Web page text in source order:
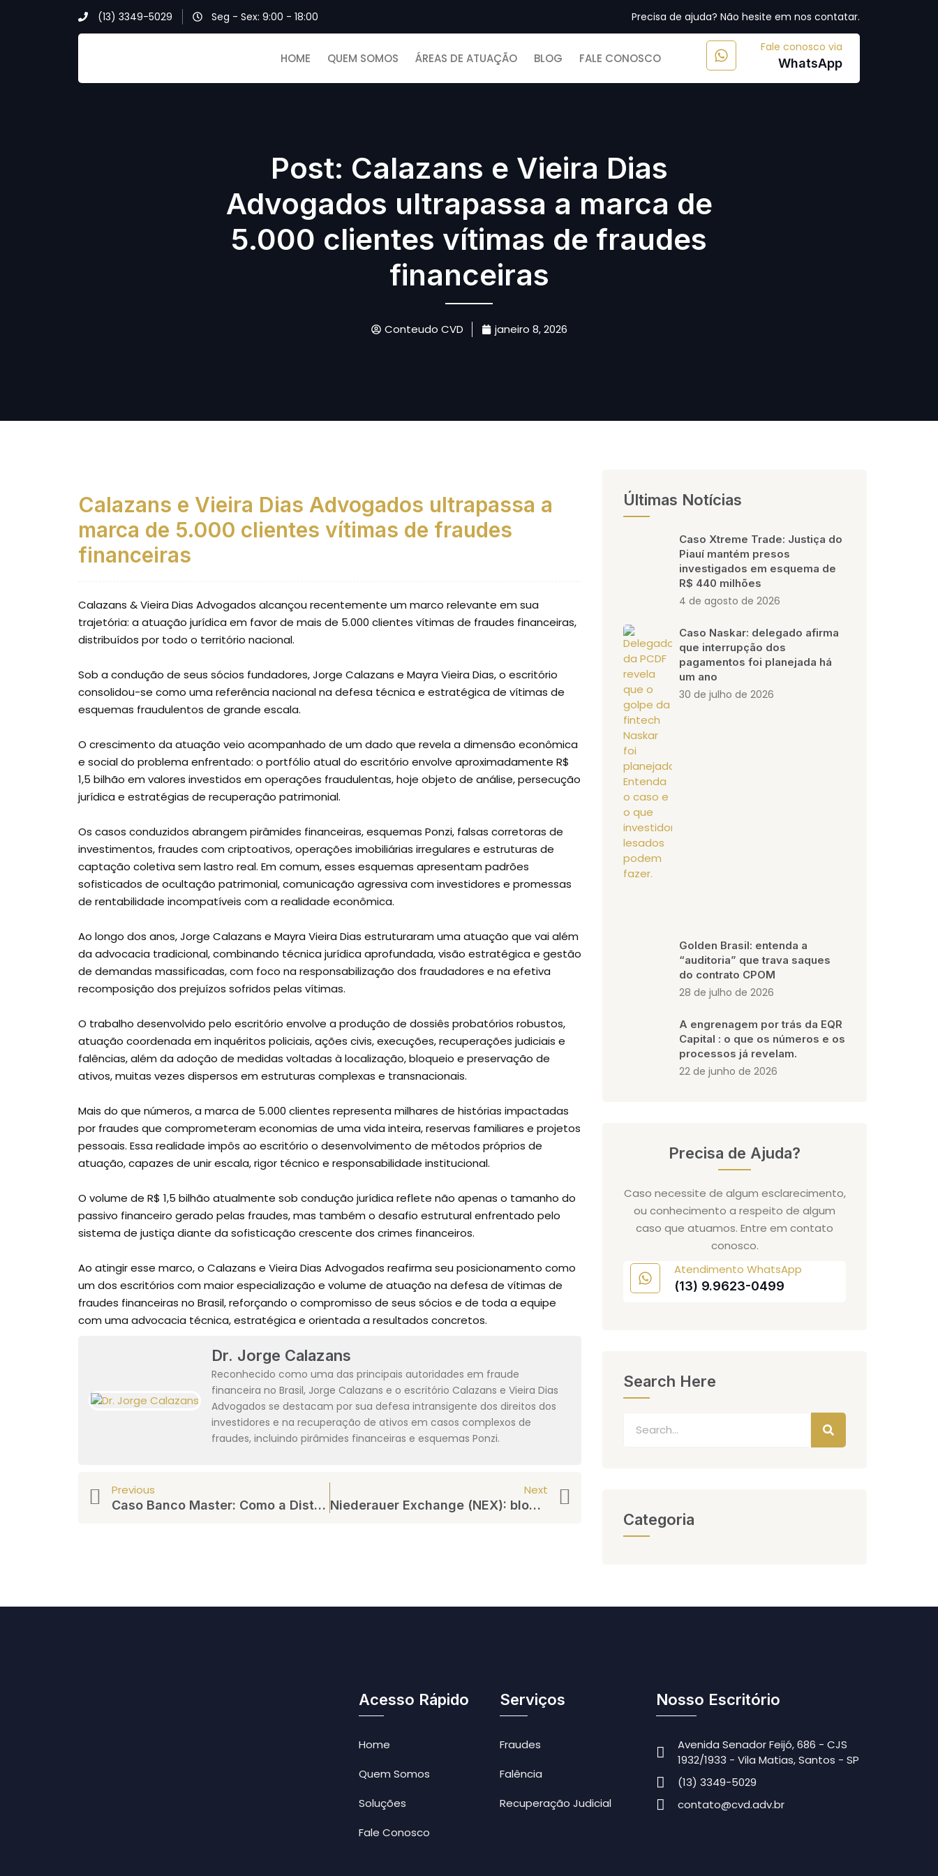
(13) 3349-5029​ Seg - Sex: 9:00 - 18:00 Precisa de ajuda? Não hesite em nos contatar.
HOME QUEM SOMOS ÁREAS DE ATUAÇÃO BLOG FALE CONOSCO
Fale conosco via
WhatsApp
Post: Calazans e Vieira Dias
Advogados ultrapassa a marca de
5.000 clientes vítimas de fraudes
financeiras
Conteudo CVD janeiro 8, 2026
Calazans e Vieira Dias Advogados ultrapassa a
marca de 5.000 clientes vítimas de fraudes
financeiras
Calazans & Vieira Dias Advogados alcançou recentemente um marco relevante em sua
trajetória: a atuação jurídica em favor de mais de 5.000 clientes vítimas de fraudes financeiras,
distribuídos por todo o território nacional.
Sob a condução de seus sócios fundadores, Jorge Calazans e Mayra Vieira Dias, o escritório
consolidou-se como uma referência nacional na defesa técnica e estratégica de vítimas de
esquemas fraudulentos de grande escala.
O crescimento da atuação veio acompanhado de um dado que revela a dimensão econômica
e social do problema enfrentado: o portfólio atual do escritório envolve aproximadamente R$
1,5 bilhão em valores investidos em operações fraudulentas, hoje objeto de análise, persecução
jurídica e estratégias de recuperação patrimonial.
Os casos conduzidos abrangem pirâmides financeiras, esquemas Ponzi, falsas corretoras de
investimentos, fraudes com criptoativos, operações imobiliárias irregulares e estruturas de
captação coletiva sem lastro real. Em comum, esses esquemas apresentam padrões
sofisticados de ocultação patrimonial, comunicação agressiva com investidores e promessas
de rentabilidade incompatíveis com a realidade econômica.
Ao longo dos anos, Jorge Calazans e Mayra Vieira Dias estruturaram uma atuação que vai além
da advocacia tradicional, combinando técnica jurídica aprofundada, visão estratégica e gestão
de demandas massificadas, com foco na responsabilização dos fraudadores e na efetiva
recomposição dos prejuízos sofridos pelas vítimas.
O trabalho desenvolvido pelo escritório envolve a produção de dossiês probatórios robustos,
atuação coordenada em inquéritos policiais, ações civis, execuções, recuperações judiciais e
falências, além da adoção de medidas voltadas à localização, bloqueio e preservação de
ativos, muitas vezes dispersos em estruturas complexas e transnacionais.
Mais do que números, a marca de 5.000 clientes representa milhares de histórias impactadas
por fraudes que comprometeram economias de uma vida inteira, reservas familiares e projetos
pessoais. Essa realidade impôs ao escritório o desenvolvimento de métodos próprios de
atuação, capazes de unir escala, rigor técnico e responsabilidade institucional.
O volume de R$ 1,5 bilhão atualmente sob condução jurídica reflete não apenas o tamanho do
passivo financeiro gerado pelas fraudes, mas também o desafio estrutural enfrentado pelo
sistema de justiça diante da sofisticação crescente dos crimes financeiros.
Ao atingir esse marco, o Calazans e Vieira Dias Advogados reafirma seu posicionamento como
um dos escritórios com maior especialização e volume de atuação na defesa de vítimas de
fraudes financeiras no Brasil, reforçando o compromisso de seus sócios e de toda a equipe
com uma advocacia técnica, estratégica e orientada a resultados concretos.
Dr. Jorge Calazans
Reconhecido como uma das principais autoridades em fraude
financeira no Brasil, Jorge Calazans e o escritório Calazans e Vieira Dias
Advogados se destacam por sua defesa intransigente dos direitos dos
investidores e na recuperação de ativos em casos complexos de
fraudes, incluindo pirâmides financeiras e esquemas Ponzi.
Previous
Caso Banco Master: Como a Distribuição de Produtos de Risco Entrou em Foco
Next
Niederauer Exchange (NEX): bloqueio de saques, promessas de rentabilidade e os alertas jurídicos para investidores
Últimas Notícias
Caso Xtreme Trade: Justiça do
Piauí mantém presos
investigados em esquema de
R$ 440 milhões
4 de agosto de 2026
Caso Naskar: delegado afirma
que interrupção dos
pagamentos foi planejada há
um ano
30 de julho de 2026
Golden Brasil: entenda a
“auditoria” que trava saques
do contrato CPOM
28 de julho de 2026
A engrenagem por trás da EQR
Capital : o que os números e os
processos já revelam.
22 de junho de 2026
Precisa de Ajuda?
Caso necessite de algum esclarecimento,
ou conhecimento a respeito de algum
caso que atuamos. Entre em contato
conosco.
Atendimento WhatsApp
(13) 9.9623-0499
Search Here
Categoria
Acesso Rápido
Home
Quem Somos
Soluções
Fale Conosco
Serviços
Fraudes
Falência
Recuperação Judicial
Nosso Escritório
Avenida Senador Feijó, 686 - CJS
1932/1933 - Vila Matias, Santos - SP
(13) 3349-5029
contato@cvd.adv.br